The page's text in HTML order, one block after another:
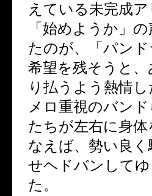
えている未完成
「始めようか」
たのが、「パン
希望を残そうと
り払うよう熱情
メロ重視のバン
たちが左右に身
なえば、勢い良
せヘドバンして
た。